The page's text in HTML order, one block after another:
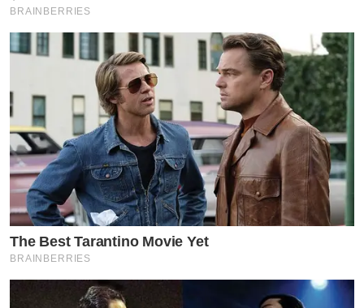
BRAINBERRIES
The Best Tarantino Movie Yet
BRAINBERRIES